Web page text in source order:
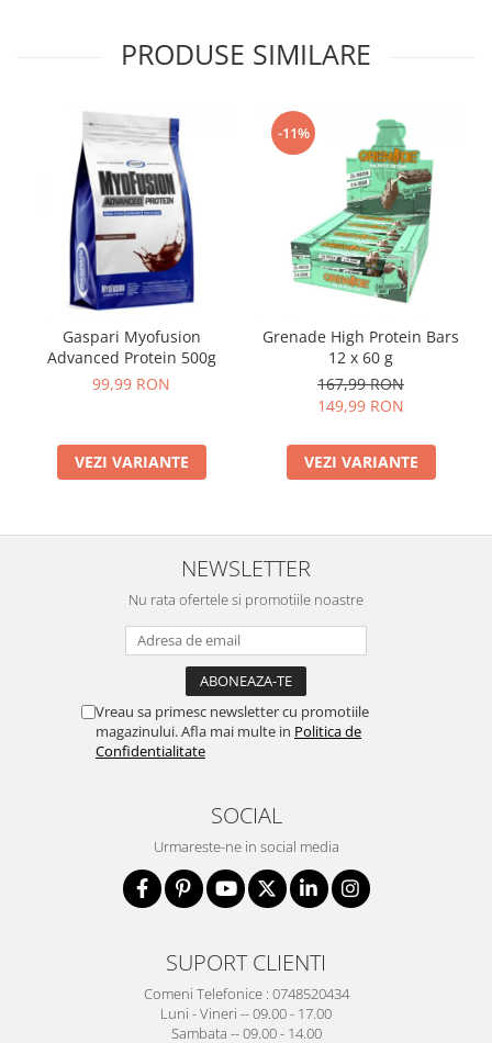
PRODUSE SIMILARE
Gaspari Myofusion
Advanced Protein 500g
99,99 RON
VEZI VARIANTE
-11%
Grenade High Protein Bars
12 x 60 g
167,99 RON
149,99 RON
VEZI VARIANTE
NEWSLETTER
Nu rata ofertele si promotiile noastre
Vreau sa primesc newsletter cu promotiile
magazinului. Afla mai multe in Politica de
Confidentialitate
SOCIAL
Urmareste-ne in social media
SUPORT CLIENTI
Comeni Telefonice : 0748520434
Luni - Vineri -- 09.00 - 17.00
Sambata -- 09.00 - 14.00